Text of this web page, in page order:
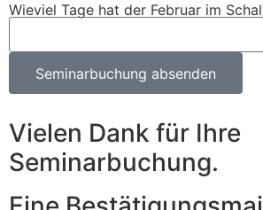
Wieviel Tage hat der Februar im
Seminarbuchung absenden
Vielen Dank für Ihre
Seminarbuchung.